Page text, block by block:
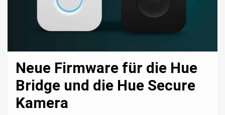
Neue Firmware für die Hue
Bridge und die Hue Secure
Kamera